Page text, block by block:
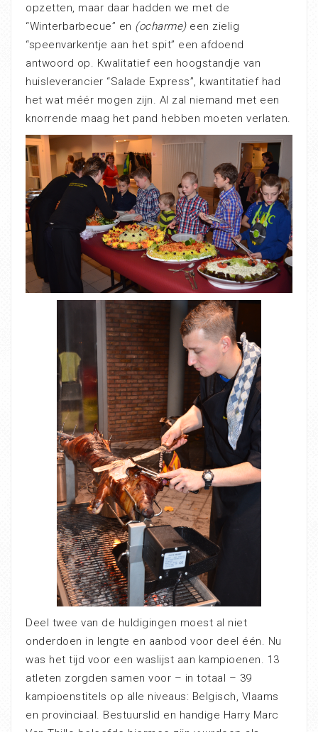
opzetten, maar daar hadden we met de
“Winterbarbecue” en (ocharme)een zielig
“speenvarkentje aan het spit” een afdoend
antwoord op. Kwalitatief een hoogstandje van
huisleverancier “Salade Express”, kwantitatief had
het wat méér mogen zijn. Al zal niemand met een
knorrende maag het pand hebben moeten verlaten.
Deel twee van de huldigingen moest al niet
onderdoen in lengte en aanbod voor deel één. Nu
was het tijd voor een waslijst aan kampioenen. 13
atleten zorgden samen voor – in totaal – 39
kampioenstitels op alle niveaus: Belgisch, Vlaams
en provinciaal. Bestuurslid en handige Harry Marc